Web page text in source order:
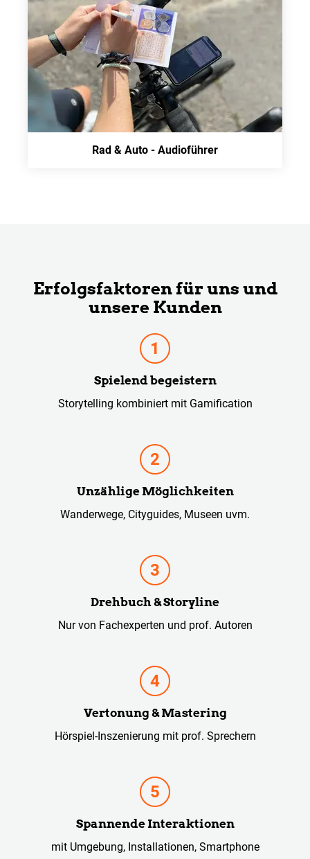
Rad & Auto - Audioführer
Erfolgsfaktoren für uns und
unsere Kunden
Spielend begeistern
Storytelling kombiniert mit Gamification
Unzählige Möglichkeiten
Wanderwege, Cityguides, Museen uvm.
Drehbuch & Storyline
Nur von Fachexperten und prof. Autoren
Vertonung & Mastering
Hörspiel-Inszenierung mit prof. Sprechern
Spannende Interaktionen
mit Umgebung, Installationen, Smartphone